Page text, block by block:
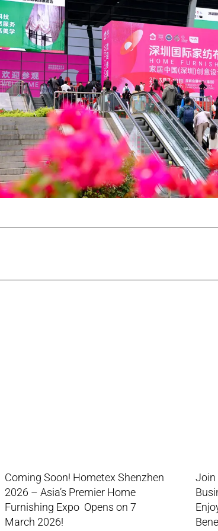
Coming Soon! Hometex Shenzhen
2026 – Asia’s Premier Home
Furnishing Expo Opens on 7
March 2026!
Join